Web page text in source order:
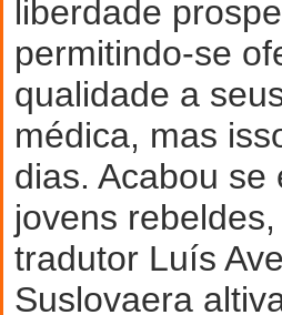
liberdade
permitindo-se
qualidade a
médica, mas
dias. Acabou
jovens
tradutor Luís
Suslovaera